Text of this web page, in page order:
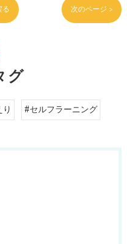
次のページ >
グ
#セルフラーニング